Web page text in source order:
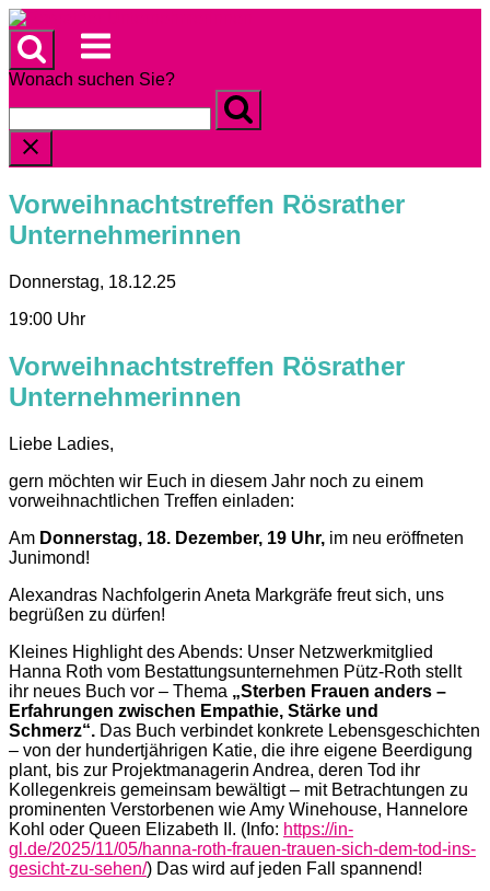
Skip
to
content
Menu
Wonach suchen Sie?
Vorweihnachtstreffen Rösrather
Unternehmerinnen
Donnerstag, 18.12.25
19:00 Uhr
Vorweihnachtstreffen Rösrather
Unternehmerinnen
Liebe Ladies,
gern möchten wir Euch in diesem Jahr noch zu einem
vorweihnachtlichen Treffen einladen:
Am Donnerstag, 18. Dezember, 19 Uhr, im neu eröffneten
Junimond!
Alexandras Nachfolgerin Aneta Markgräfe freut sich, uns
begrüßen zu dürfen!
Kleines Highlight des Abends: Unser Netzwerkmitglied
Hanna Roth vom Bestattungsunternehmen Pütz-Roth stellt
ihr neues Buch vor – Thema „Sterben Frauen anders –
Erfahrungen zwischen Empathie, Stärke und
Schmerz“. Das Buch verbindet konkrete Lebensgeschichten
– von der hundertjährigen Katie, die ihre eigene Beerdigung
plant, bis zur Projektmanagerin Andrea, deren Tod ihr
Kollegenkreis gemeinsam bewältigt – mit Betrachtungen zu
prominenten Verstorbenen wie Amy Winehouse, Hannelore
Kohl oder Queen Elizabeth II. (Info: https://in-
gl.de/2025/11/05/hanna-roth-frauen-trauen-sich-dem-tod-ins-
gesicht-zu-sehen/) Das wird auf jeden Fall spannend!